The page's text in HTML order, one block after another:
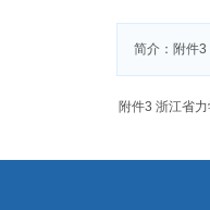
简介：附件3
附件3 浙江省